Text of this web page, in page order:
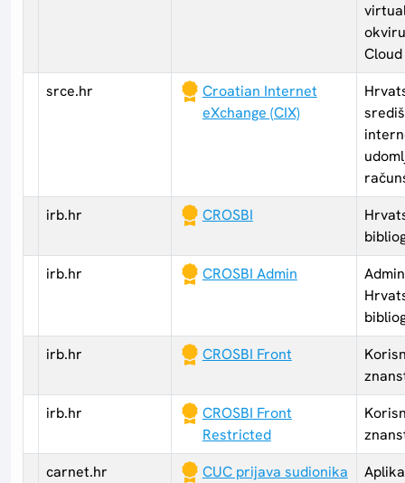
Cloud
srce.hr
Croatian Internet
eXchange (CIX)
irb.hr
CROSBI
irb.hr
CROSBI Admin
irb.hr
CROSBI Front
irb.hr
CROSBI Front
Restricted
carnet.hr
CUC prijava sudionika